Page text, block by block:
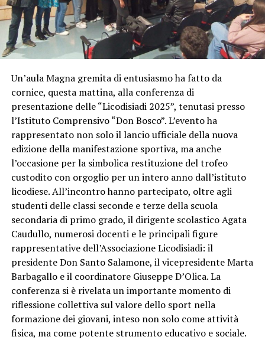
Un’aula Magna gremita di entusiasmo ha fatto da
cornice, questa mattina, alla conferenza di
presentazione delle “Licodisiadi 2025”, tenutasi presso
l’Istituto Comprensivo “Don Bosco”. L’evento ha
rappresentato non solo il lancio ufficiale della nuova
edizione della manifestazione sportiva, ma anche
l’occasione per la simbolica restituzione del trofeo
custodito con orgoglio per un intero anno dall’istituto
licodiese. All’incontro hanno partecipato, oltre agli
studenti delle classi seconde e terze della scuola
secondaria di primo grado, il dirigente scolastico Agata
Caudullo, numerosi docenti e le principali figure
rappresentative dell’Associazione Licodisiadi: il
presidente Don Santo Salamone, il vicepresidente Marta
Barbagallo e il coordinatore Giuseppe D’Olica. La
conferenza si è rivelata un importante momento di
riflessione collettiva sul valore dello sport nella
formazione dei giovani, inteso non solo come attività
fisica, ma come potente strumento educativo e sociale.